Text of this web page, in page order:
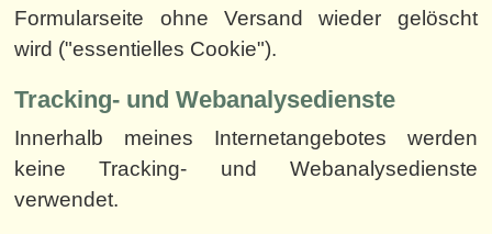
Formularseite ohne Versand wieder gelöscht
wird ("essentielles Cookie").
Tracking- und Webanalysedienste
Innerhalb meines Internetangebotes werden
keine Tracking- und Webanalysedienste
verwendet.